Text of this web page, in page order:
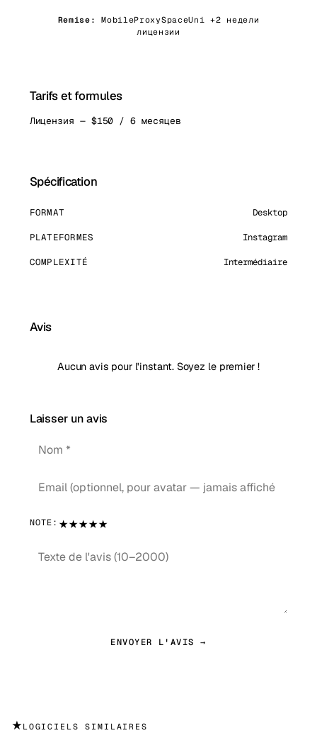
Remise:
MobileProxySpaceUni +2 недели
лицензии
Tarifs et formules
Лицензия — $150 / 6 месяцев
Spécification
FORMAT Desktop
PLATEFORMES Instagram
COMPLEXITÉ Intermédiaire
Avis
Aucun avis pour l'instant. Soyez le premier !
Laisser un avis
NOTE: ★★★★★
ENVOYER L'AVIS →
★ LOGICIELS SIMILAIRES